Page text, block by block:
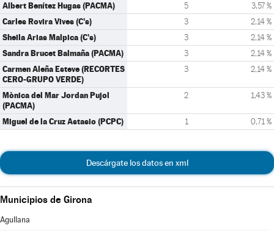
Albert Benítez Hugas (PACMA) 5 3,57 %
Carles Rovira Vives (C's) 3 2,14 %
Sheila Arias Malpica (C's) 3 2,14 %
Sandra Brucet Balmaña (PACMA) 3 2,14 %
Carmen Aleña Esteve (RECORTES
CERO-GRUPO VERDE)
3 2,14 %
Mònica del Mar Jordan Pujol
(PACMA)
2 1,43 %
Miguel de la Cruz Astasio (PCPC) 1 0,71 %
Descárgate los datos en xml
Municipios de Girona
Agullana